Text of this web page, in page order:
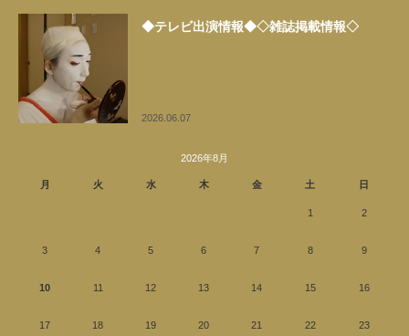
◆テレビ出演情報◆◇雑誌掲載情報◇
2026.06.07
2026年8月
月 火 水 木 金 土 日
1 2
3 4 5 6 7 8 9
10 11 12 13 14 15 16
17 18 19 20 21 22 23